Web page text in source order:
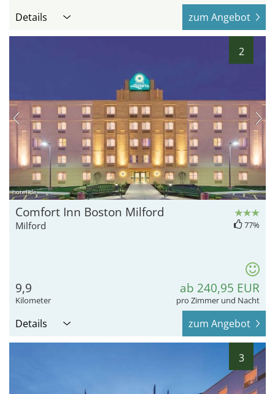
Details zum Angebot
2
hotel.de
Comfort Inn Boston Milford
Milford 77%
9,9
Kilometer
ab 240,95 EUR
pro Zimmer und Nacht
Details zum Angebot
3